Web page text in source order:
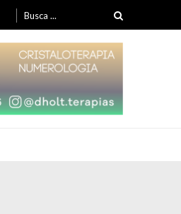
Search for: